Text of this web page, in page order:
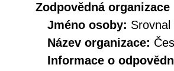
Zodpovědná organizace
Jméno osoby: Srovnal
Název organizace:
Informace o